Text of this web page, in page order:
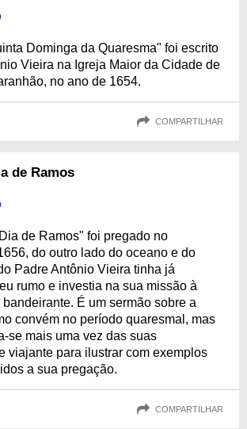
Dominga da Quaresma" foi escrito
Vieira na Igreja Maior da Cidade de
no ano de 1654.
COMPARTILHAR
de Ramos
de Ramos" foi pregado no
do outro lado do oceano e do
Padre Antônio Vieira tinha já
rumo e investia na sua missão à
É um sermão sobre a
convém no período quaresmal, mas
se mais uma vez das suas
viajante para ilustrar com exemplos
a sua pregação.
COMPARTILHAR